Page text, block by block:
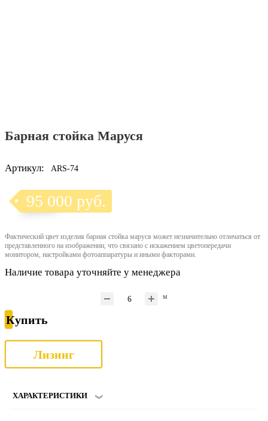
Барная стойка Маруся
Артикул: ARS-74
95 000 руб.
Фактический цвет изделия барная стойка маруся может незначительно отличаться от
представленного на изображении, что связано с искажением цветопередачи
монитором, настройками фотоаппаратуры и иными факторами.
Наличие товара уточняйте у менеджера
м
Купить
Лизинг
ХАРАКТЕРИСТИКИ